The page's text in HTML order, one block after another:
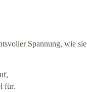
Spannung, wie sie
für.